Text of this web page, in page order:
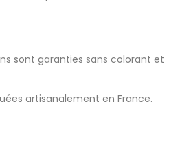
sont garanties sans colorant et
artisanalement en France.